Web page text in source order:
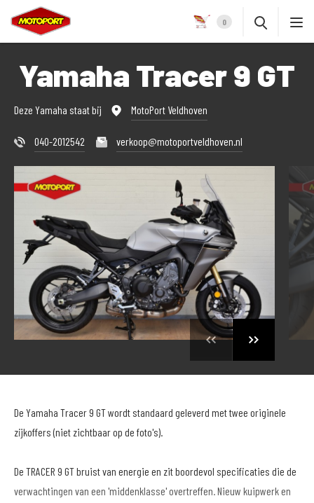
0
Yamaha Tracer 9 GT
Deze Yamaha staat bij MotoPort Veldhoven
040-2012542 verkoop@motoportveldhoven.nl
De Yamaha Tracer 9 GT wordt standaard geleverd met twee originele
zijkoffers (niet zichtbaar op de foto's).
De TRACER 9 GT bruist van energie en zit boordevol specificaties die de
verwachtingen van een 'middenklasse' overtreffen. Nieuw kuipwerk en